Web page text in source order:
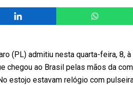
(PL) admitiu nesta quarta-feira, 8,
chegou ao Brasil pelas mãos da
estojo estavam relógio com